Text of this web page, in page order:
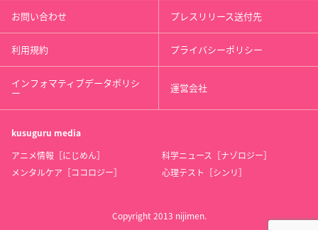
お問い合わせ プレスリリース送付先
利用規約 プライバシーポリシー
インフォマティブデータポリシ
ー 運営会社
kusuguru media
アニメ情報［にじめん］
科学ニュース［ナゾロジー］
メンタルケア［ココロジー］
心理テスト［シンリ］
Copyright 2013 nijimen.